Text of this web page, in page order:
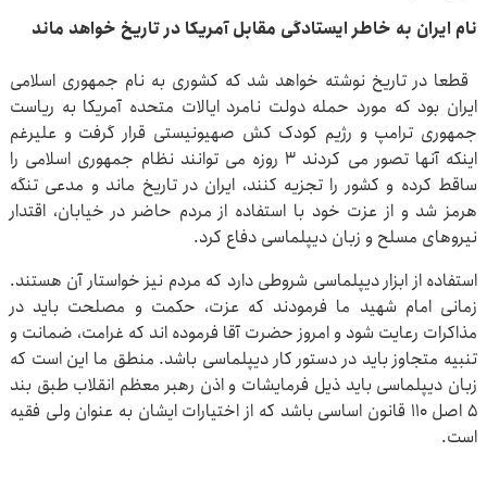
نام ایران به خاطر ایستادگی مقابل آمریکا در تاریخ خواهد ماند
قطعا در تاریخ نوشته خواهد شد که کشوری به نام جمهوری اسلامی
ایران بود که مورد حمله دولت نامرد ایالات متحده آمریکا به ریاست
جمهوری ترامپ و رژیم کودک کش صهیونیستی قرار گرفت و علیرغم
اینکه آنها تصور می کردند ۳ روزه می توانند نظام جمهوری اسلامی را
ساقط کرده و کشور را تجزیه کنند، ایران در تاریخ ماند و مدعی تنگه
هرمز شد و از عزت خود با استفاده از مردم حاضر در خیابان، اقتدار
نیروهای مسلح و زبان دیپلماسی دفاع کرد.
استفاده از ابزار دیپلماسی شروطی دارد که مردم نیز خواستار آن هستند.
زمانی امام شهید ما فرمودند که عزت، حکمت و مصلحت باید در
مذاکرات رعایت شود و امروز حضرت آقا فرموده اند که غرامت، ضمانت و
تنبیه متجاوز باید در دستور کار دیپلماسی باشد. منطق ما این است که
زبان دیپلماسی باید ذیل فرمایشات و اذن رهبر معظم انقلاب طبق بند
۵ اصل ۱۱۰ قانون اساسی باشد که از اختیارات ایشان به عنوان ولی فقیه
است.